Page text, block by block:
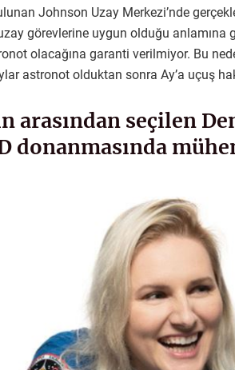
Johnson Uzay Merkezi’nde
görevlerine uygun olduğu anlamına
olacağına garanti verilmiyor. Bu
astronot olduktan sonra Ay’a uçuş
arasından seçilen
donanmasında